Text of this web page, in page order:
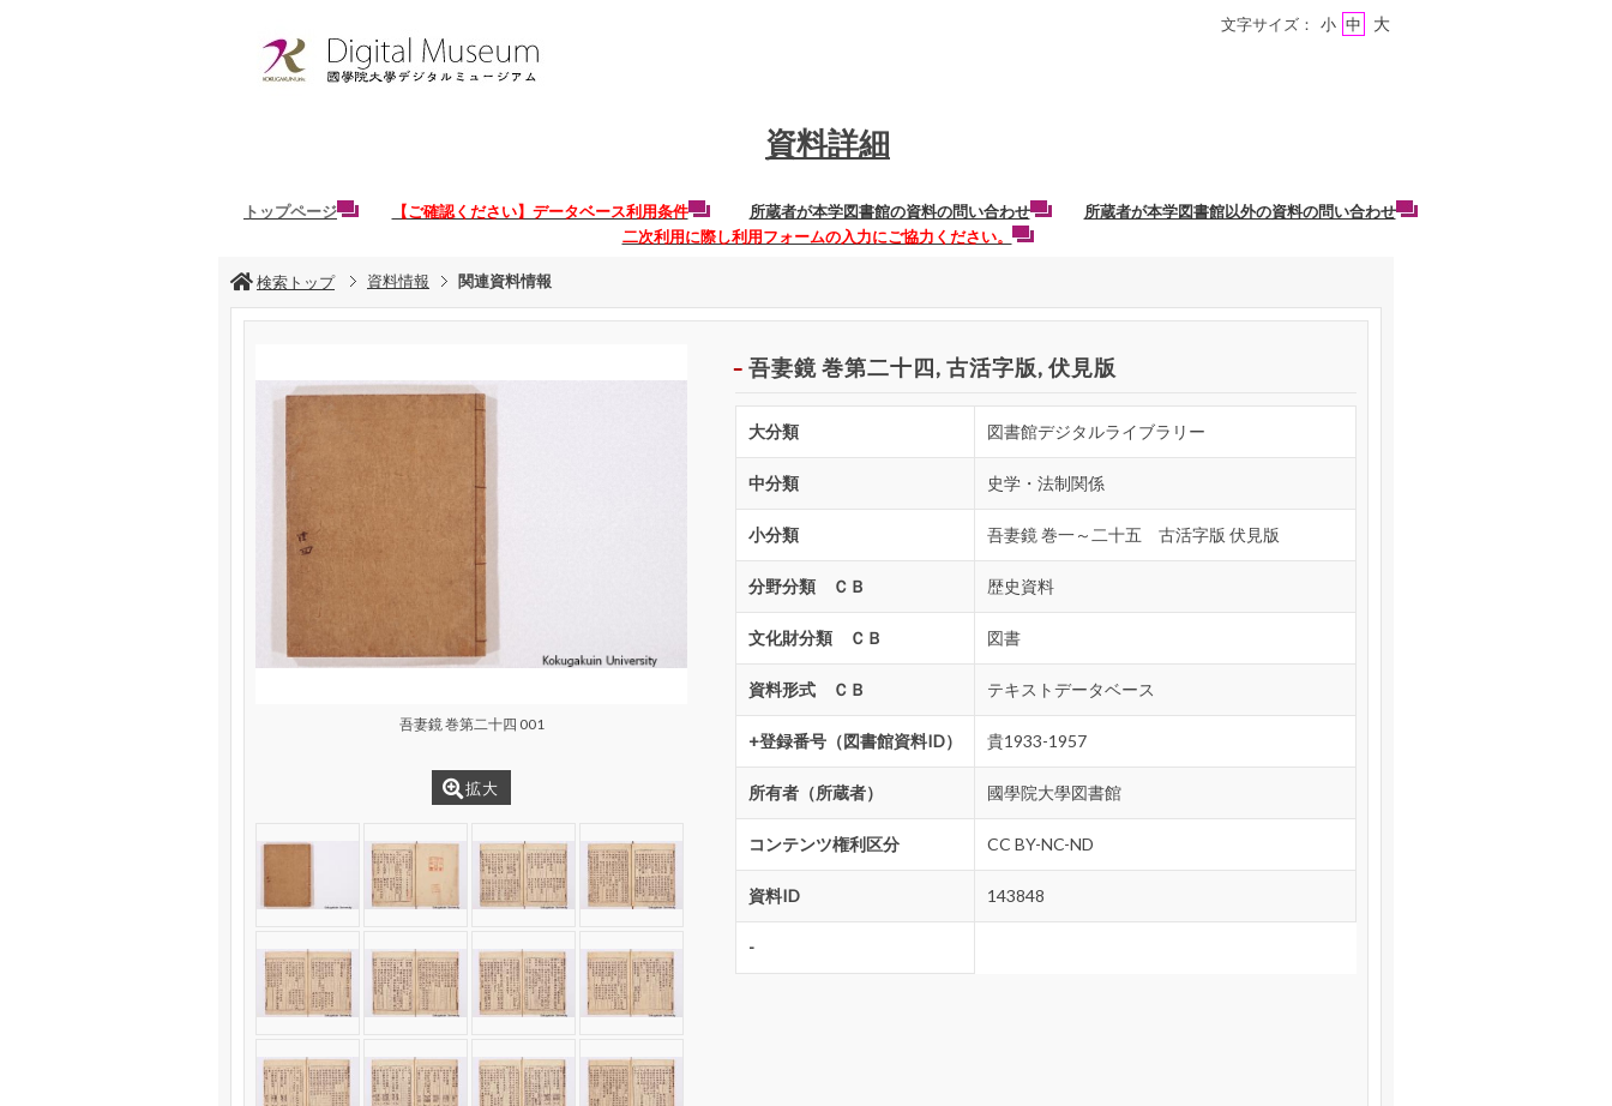
資料詳細
トップページ 【ご確認ください】データベース利用条件 所蔵者が本学図書館の資料の問い合わせ
所蔵者が本学図書館以外の資料の問い合わせ
二次利用に際し利用フォームの入力にご協力ください。
文字サイズ： 小 中 大
検索トップ 資料情報 関連資料情報
吾妻鏡 巻第二十四 001
拡大
吾妻鏡 巻第二十四, 古活字版, 伏見版
大分類 図書館デジタルライブラリー
中分類 史学・法制関係
小分類 吾妻鏡 巻一～二十五 古活字版 伏見版
分野分類 ＣＢ 歴史資料
文化財分類 ＣＢ 図書
資料形式 ＣＢ テキストデータベース
+登録番号（図書館資料ID） 貴1933-1957
所有者（所蔵者） 國學院大學図書館
コンテンツ権利区分 CC BY-NC-ND
資料ID 143848
-